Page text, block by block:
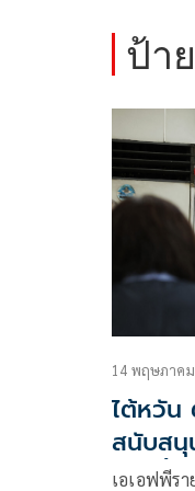
ป้า
14 พฤษภาค
ไต้หวัน
สนับสนุ
แห่งนี้
เอเอฟพีร